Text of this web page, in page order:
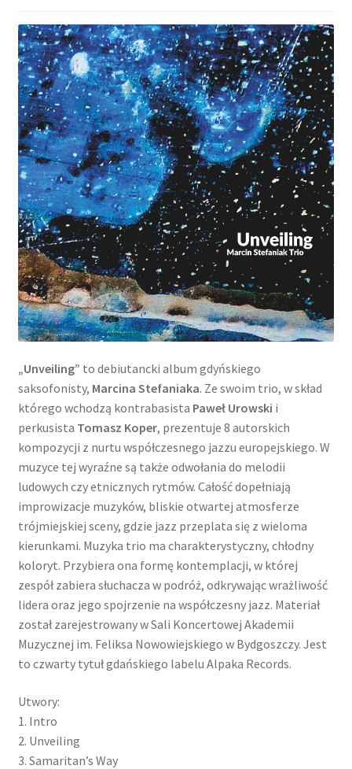
„Unveiling” to debiutancki album gdyńskiego
saksofonisty, Marcina Stefaniaka. Ze swoim trio, w skład
którego wchodzą kontrabasista Paweł Urowski i
perkusista Tomasz Koper, prezentuje 8 autorskich
kompozycji z nurtu współczesnego jazzu europejskiego. W
muzyce tej wyraźne są także odwołania do melodii
ludowych czy etnicznych rytmów. Całość dopełniają
improwizacje muzyków, bliskie otwartej atmosferze
trójmiejskiej sceny, gdzie jazz przeplata się z wieloma
kierunkami. Muzyka trio ma charakterystyczny, chłodny
koloryt. Przybiera ona formę kontemplacji, w której
zespół zabiera słuchacza w podróż, odkrywając wrażliwość
lidera oraz jego spojrzenie na współczesny jazz. Materiał
został zarejestrowany w Sali Koncertowej Akademii
Muzycznej im. Feliksa Nowowiejskiego w Bydgoszczy. Jest
to czwarty tytuł gdańskiego labelu Alpaka Records.
Utwory:
1. Intro
2. Unveiling
3. Samaritan’s Way